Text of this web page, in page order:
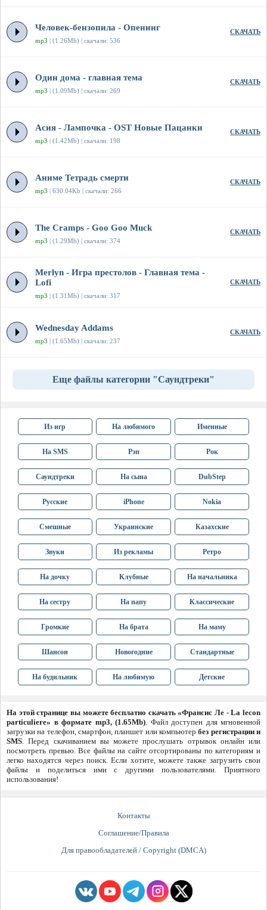
Человек-бензопила - Опенинг
mp3 | (1.26Mb) | скачали: 536
СКАЧАТЬ
Один дома - главная тема
mp3 | (1.09Mb) | скачали: 269
СКАЧАТЬ
Асия - Лампочка - OST Новые Пацанки
mp3 | (1.42Mb) | скачали: 198
СКАЧАТЬ
Аниме Тетрадь смерти
mp3 | 630.04Kb | скачали: 266
СКАЧАТЬ
The Cramps - Goo Goo Muck
mp3 | (1.29Mb) | скачали: 374
СКАЧАТЬ
Merlyn - Игра престолов - Главная тема -
Lofi
mp3 | (1.31Mb) | скачали: 317
СКАЧАТЬ
Wednesday Addams
mp3 | (1.65Mb) | скачали: 237
СКАЧАТЬ
Еще файлы категории "Саундтреки"
Из игр На любимого Именные
На SMS Рэп Рок
Саундтреки На сына DubStep
Русские iPhone Nokia
Смешные Украинские Казахские
Звуки Из рекламы Ретро
На дочку Клубные На начальника
На сестру На папу Классические
Громкие На брата На маму
Шансон Новогодние Стандартные
На будильник На любимую Детские
На этой странице вы можете бесплатно скачать «Франсис Ле - La lecon
particuliere» в формате mp3, (1.65Mb). Файл доступен для мгновенной
загрузки на телефон, смартфон, планшет или компьютербез регистрации и
SMS. Перед скачиванием вы можете прослушать отрывок онлайн или
посмотреть превью. Все файлы на сайте отсортированы по категориям и
легко находятся через поиск. Если хотите, можете также загрузить свои
файлы и поделиться ими с другими пользователями. Приятного
использования!
Контакты
Соглашение/Правила
Для правообладателей / Copyright (DMCA)